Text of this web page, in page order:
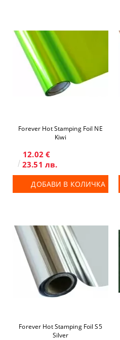
Forever Hot Stamping Foil NE
Kiwi
12.02 €
23.51 лв.
ДОБАВИ В КОЛИЧКА
Forever Hot Stamping Foil S5
Silver